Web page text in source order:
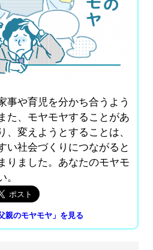
事や育児を分かち合うよう
た、モヤモヤすることがあ
、変えようとすることは、
い社会づくりにつながると
りました。あなたのモヤモ
。
親のモヤモヤ」を見る